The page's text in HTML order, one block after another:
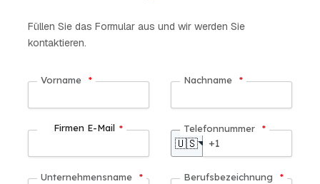
Füllen Sie das Formular aus und wir werden Sie
kontaktieren.
Vorname * Nachname *
Firmen E-Mail * Telefonnummer *
🇺🇸
Unternehmensname * Berufsbezeichnung *